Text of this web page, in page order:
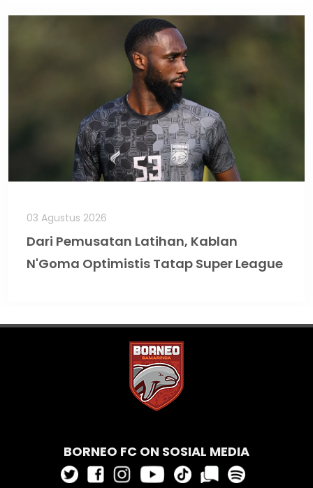
03 Agustus 2026
Dari Pemusatan Latihan, Kablan
N'Goma Optimistis Tatap Super League
BORNEO FC ON SOSIAL MEDIA